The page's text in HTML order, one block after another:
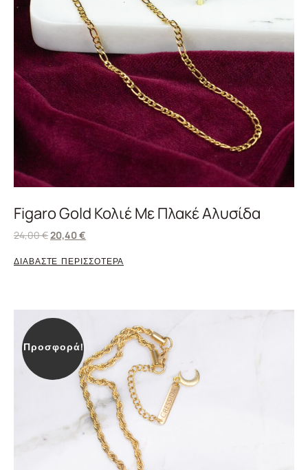
Figaro Gold Κολιέ Με Πλακέ Αλυσίδα
24,00€20,40€
ΔΙΑΒΑΣΤΕ ΠΕΡΙΣΣΟΤΕΡΑ
Προσφορά!